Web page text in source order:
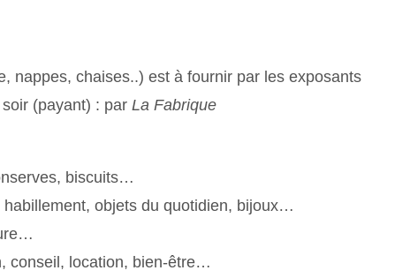
nappes, chaises..) est à fournir par les exposants
(payant) : par La Fabrique
biscuits…
habillement, objets du quotidien, bijoux…
conseil, location, bien-être…